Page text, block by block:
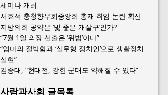
세미나 개최
서효석 충청향우회중앙회 총재 취임 논란 확산
지방의회 공약은 ‘빛 좋은 개살구’인가?
“7월 1일 의장 선출은 ‘위법’이다”
“엄마의 절박함과 ‘실무형 정치인’으로 생활정치
실현”
김종대, “현대전, 강한 군대도 약해질 수 있다”
사람과사회 글목록